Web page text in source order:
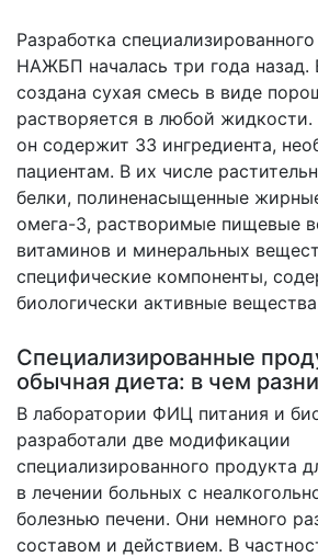
Разработка
НАЖБП началась три года назад.
создана сухая смесь в виде
растворяется в любой
он содержит 33 ингредиента,
пациентам. В их числе
белки, полиненасыщенные
омега-3, растворимые пищевые
витаминов и минеральных
специфические компоненты,
биологически активные
Специализированные
обычная диета: в чем
В лаборатории ФИЦ питания и
разработали две модификации
специализированного продукта
в лечении больных с
болезнью печени. Они немного
составом и действием. В